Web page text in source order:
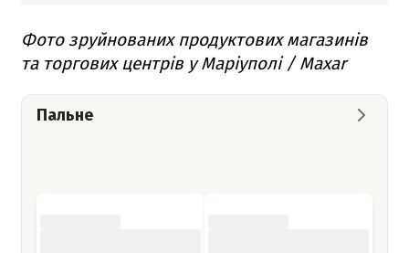
Фото зруйнованих продуктових магазинів
та торгових центрів у Маріуполі / Maxar
Пальне